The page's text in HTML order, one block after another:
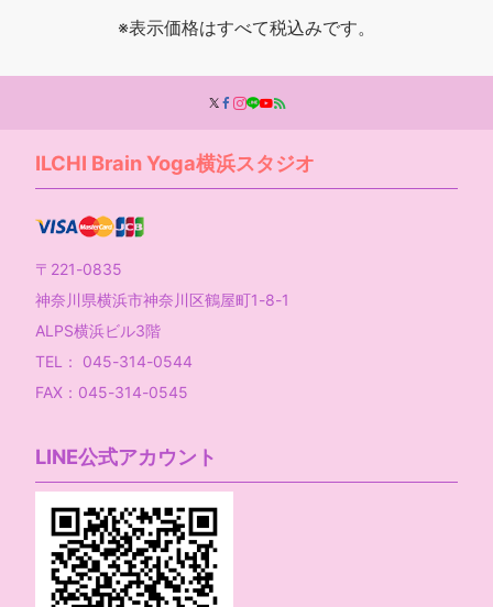
※表示価格はすべて税込みです。
ILCHI Brain Yoga横浜スタジオ
〒221-0835
神奈川県横浜市神奈川区鶴屋町1-8-1
ALPS横浜ビル3階
TEL： 045-314-0544
FAX：045-314-0545
LINE公式アカウント